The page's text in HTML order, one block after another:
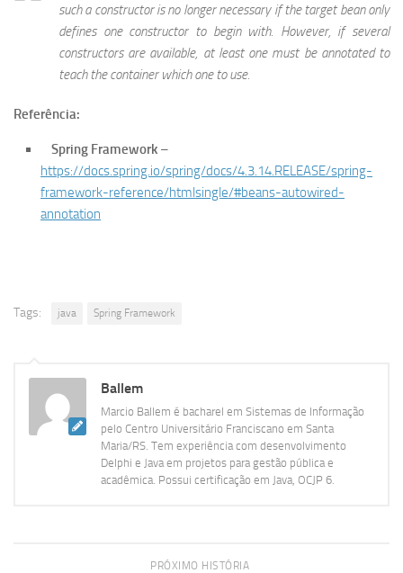
such a constructor is no longer necessary if the target bean only
defines one constructor to begin with. However, if several
constructors are available, at least one must be annotated to
teach the container which one to use.
Referência:
Spring Framework –
https://docs.spring.io/spring/docs/4.3.14.RELEASE/spring-
framework-reference/htmlsingle/#beans-autowired-
annotation
Tags: java Spring Framework
Ballem
Marcio Ballem é bacharel em Sistemas de Informação
pelo Centro Universitário Franciscano em Santa
Maria/RS. Tem experiência com desenvolvimento
Delphi e Java em projetos para gestão pública e
acadêmica. Possui certificação em Java, OCJP 6.
PRÓXIMO HISTÓRIA